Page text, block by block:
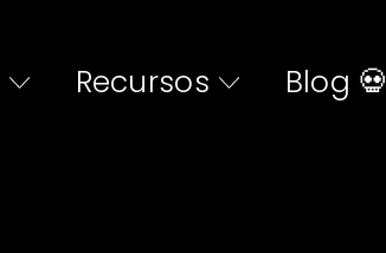
Recursos Blog 💀